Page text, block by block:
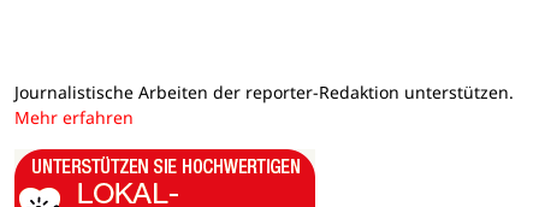
Journalistische Arbeiten der reporter-Redaktion unterstützen.
Mehr erfahren